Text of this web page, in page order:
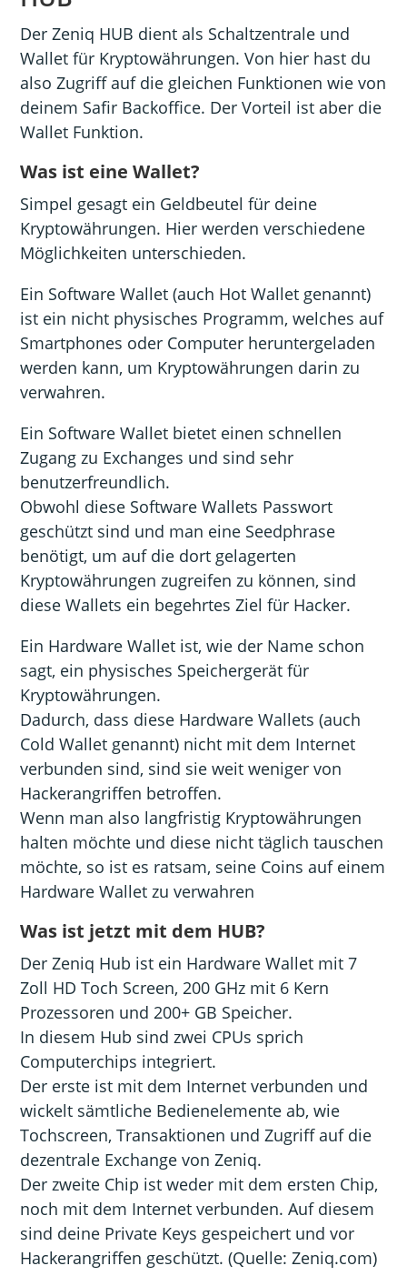
Der Zeniq HUB dient als Schaltzentrale und
Wallet für Kryptowährungen. Von hier hast du
also Zugriff auf die gleichen Funktionen wie von
deinem Safir Backoffice. Der Vorteil ist aber die
Wallet Funktion.
Was ist eine Wallet?
Simpel gesagt ein Geldbeutel für deine
Kryptowährungen. Hier werden verschiedene
Möglichkeiten unterschieden.
Ein Software Wallet (auch Hot Wallet genannt)
ist ein nicht physisches Programm, welches auf
Smartphones oder Computer heruntergeladen
werden kann, um Kryptowährungen darin zu
verwahren.
Ein Software Wallet bietet einen schnellen
Zugang zu Exchanges und sind sehr
benutzerfreundlich.
Obwohl diese Software Wallets Passwort
geschützt sind und man eine Seedphrase
benötigt, um auf die dort gelagerten
Kryptowährungen zugreifen zu können, sind
diese Wallets ein begehrtes Ziel für Hacker.
Ein Hardware Wallet ist, wie der Name schon
sagt, ein physisches Speichergerät für
Kryptowährungen.
Dadurch, dass diese Hardware Wallets (auch
Cold Wallet genannt) nicht mit dem Internet
verbunden sind, sind sie weit weniger von
Hackerangriffen betroffen.
Wenn man also langfristig Kryptowährungen
halten möchte und diese nicht täglich tauschen
möchte, so ist es ratsam, seine Coins auf einem
Hardware Wallet zu verwahren
Was ist jetzt mit dem HUB?
Der Zeniq Hub ist ein Hardware Wallet mit 7
Zoll HD Toch Screen, 200 GHz mit 6 Kern
Prozessoren und 200+ GB Speicher.
In diesem Hub sind zwei CPUs sprich
Computerchips integriert.
Der erste ist mit dem Internet verbunden und
wickelt sämtliche Bedienelemente ab, wie
Tochscreen, Transaktionen und Zugriff auf die
dezentrale Exchange von Zeniq.
Der zweite Chip ist weder mit dem ersten Chip,
noch mit dem Internet verbunden. Auf diesem
sind deine Private Keys gespeichert und vor
Hackerangriffen geschützt. (Quelle: Zeniq.com)